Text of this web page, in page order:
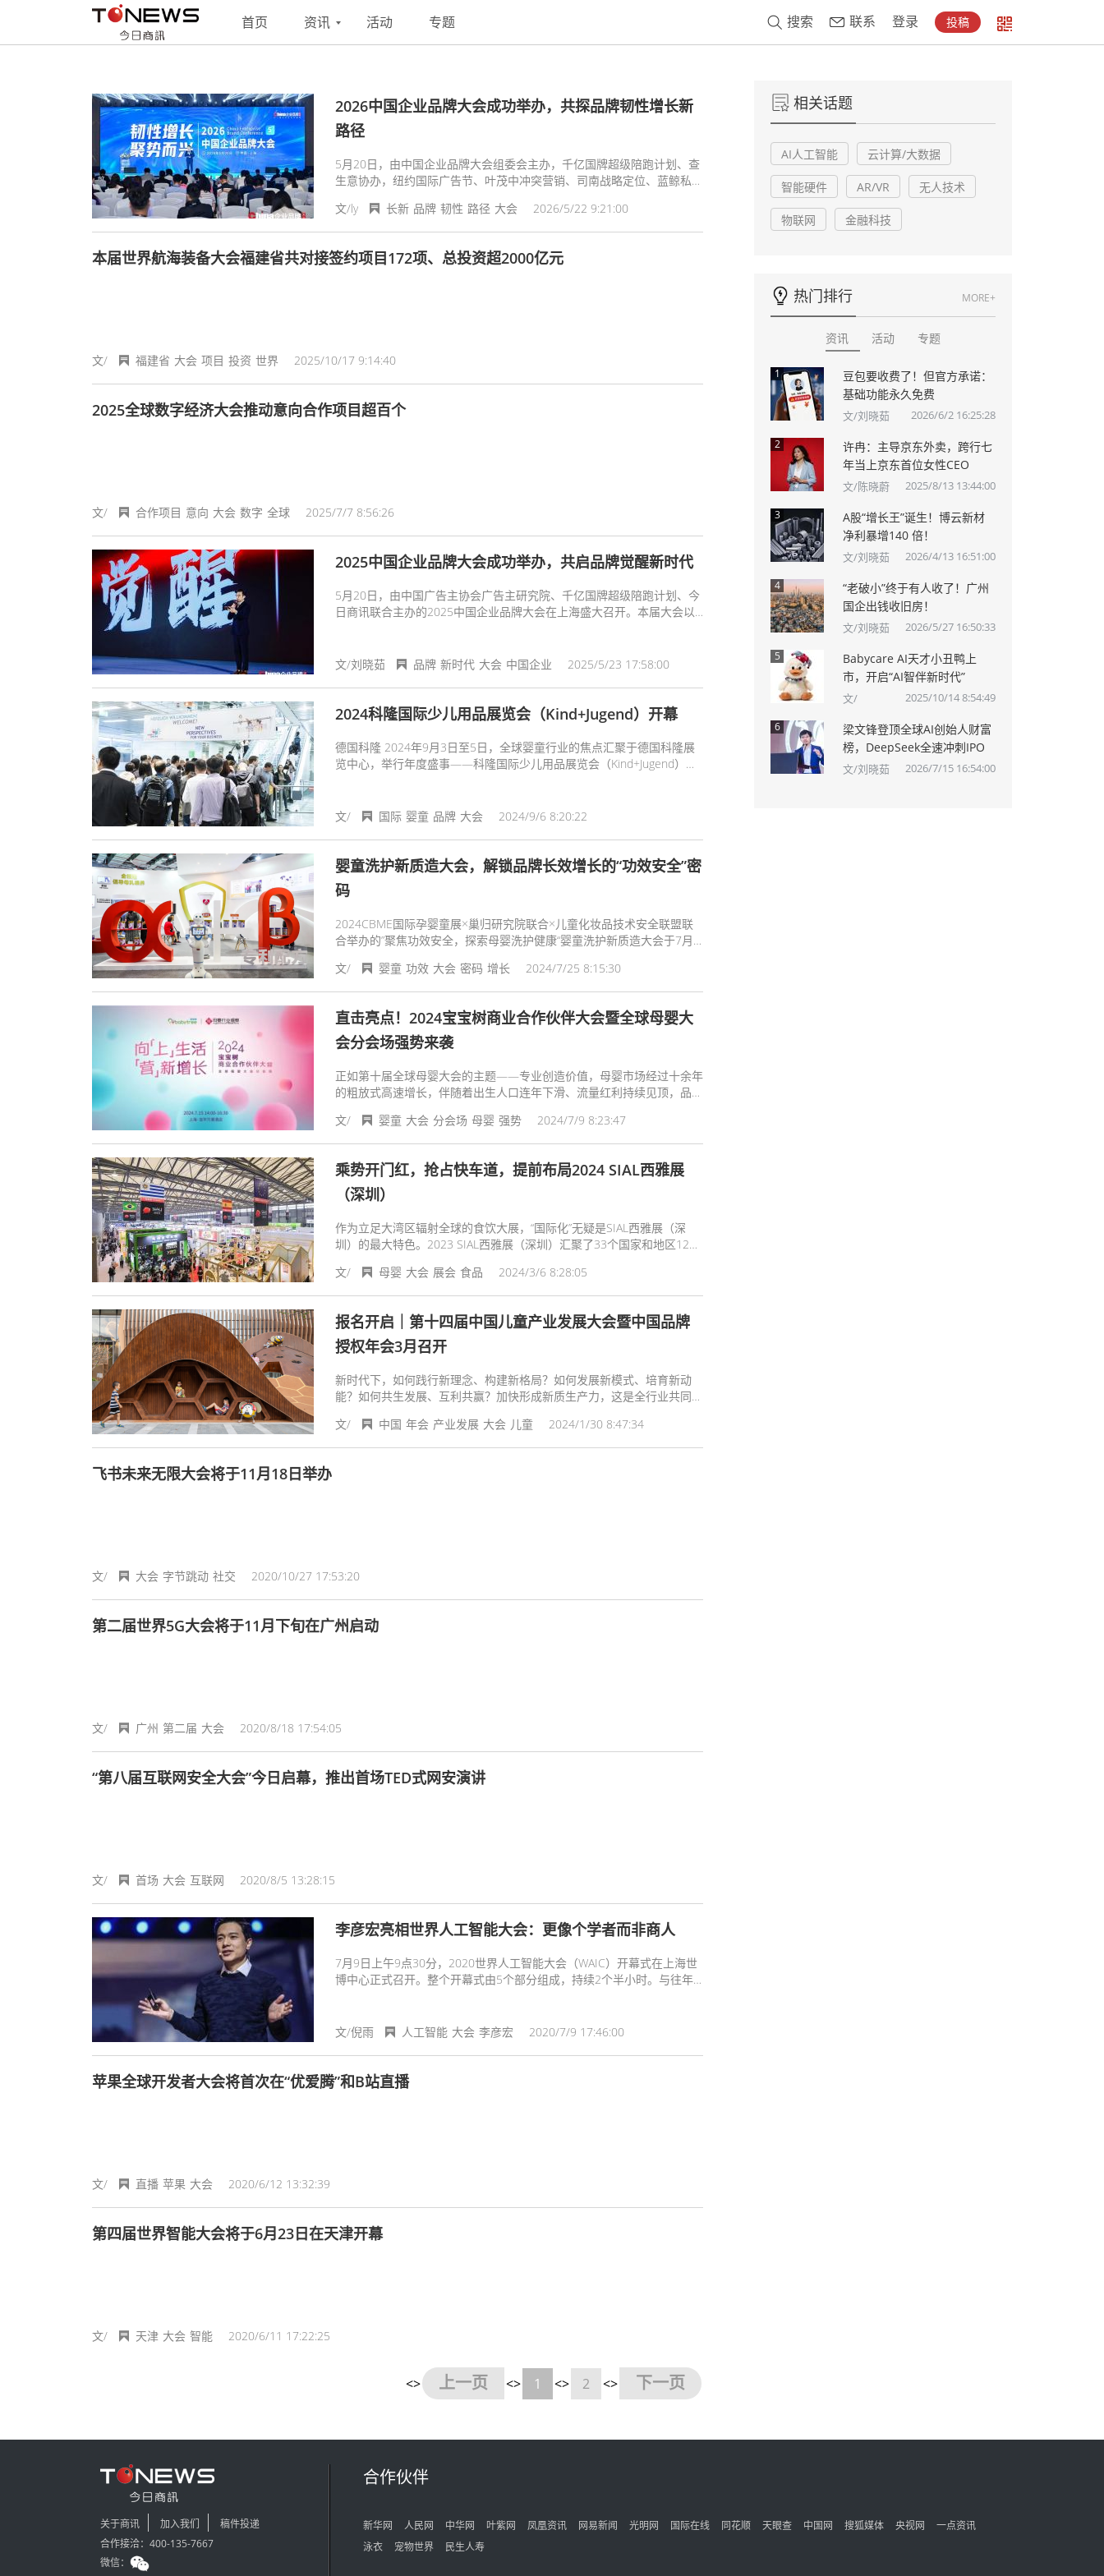
首页 资讯 活动 专题 搜索 联系 登录 投稿
联系 投稿
2026中国企业品牌大会成功举办，共探品牌韧性增长新
路径
5月20日，由中国企业品牌大会组委会主办，千亿国牌超级陪跑计划、查
生意协办，纽约国际广告节、叶茂中冲突营销、司南战略定位、蓝鲸私
召开。本届大会以“韧性增长 聚势而兴”为主题，汇聚数百位行业大咖与专
家学者，围绕品牌战略、数字营销、AI赋能、全球化增长等议题展开深度
探讨，为中国企业高质量发展注入全新动能。
文/ly 2026/5/22 9:21:00
长新 品牌 韧性 路径 大会
本届世界航海装备大会福建省共对接签约项目172项、总投资超2000亿元
文/ 2025/10/17 9:14:40
福建省 大会 项目 投资 世界
2025全球数字经济大会推动意向合作项目超百个
文/ 2025/7/7 8:56:26
合作项目 意向 大会 数字 全球
2025中国企业品牌大会成功举办，共启品牌觉醒新时代
5月20日，由中国广告主协会广告主研究院、千亿国牌超级陪跑计划、今
日商讯联合主办的2025中国企业品牌大会在上海盛大召开。本届大会以
600余位行业领袖、企业代表及专家学者共聚一堂，围绕品牌战略、创始
型与破局注入全新动能。
文/刘晓茹 2025/5/23 17:58:00
品牌 新时代 大会 中国企业
2024科隆国际少儿用品展览会（Kind+Jugend）开幕
德国科隆 2024年9月3日至5日，全球婴童行业的焦点汇聚于德国科隆展
览中心，举行年度盛事——科隆国际少儿用品展览会（Kind+Jugend）。
文/ 2024/9/6 8:20:22
国际 婴童 品牌 大会
婴童洗护新质造大会，解锁品牌长效增长的“功效安全”密
码
2024CBME国际孕婴童展×巢归研究院联合×儿童化妆品技术安全联盟联
合举办的”聚焦功效安全，探索母婴洗护健康“婴童洗护新质造大会于7月
席。其成功之处不仅在于汇聚了众多业界精英与专家学者，更是深刻地触
及了婴童洗护领域的核心议题，为所有参会者提供了一次前所未有的知识
盛宴与灵感碰撞。
文/ 2024/7/25 8:15:30
婴童 功效 大会 密码 增长
直击亮点！2024宝宝树商业合作伙伴大会暨全球母婴大
会分会场强势来袭
正如第十届全球母婴大会的主题——专业创造价值，母婴市场经过十余年
的粗放式高速增长，伴随着出生人口连年下滑、流量红利持续见顶，品
之策逐渐失效，新一轮转型升级中母婴人如何乘风破浪？
文/ 2024/7/9 8:23:47
婴童 大会 分会场 母婴 强势
乘势开门红，抢占快车道，提前布局2024 SIAL西雅展
（深圳）
作为立足大湾区辐射全球的食饮大展，“国际化”无疑是SIAL西雅展（深
圳）的最大特色。2023 SIAL西雅展（深圳）汇聚了33个国家和地区1200
和地区1500+展商67000+专业人士，依托“一带一路”所带来的双循环发展
格局，主题食饮企业开拓大湾区、东南亚市场，搭建走向世界的稳固贸易
桥梁。
文/ 2024/3/6 8:28:05
母婴 大会 展会 食品
报名开启｜第十四届中国儿童产业发展大会暨中国品牌
授权年会3月召开
新时代下，如何践行新理念、构建新格局？如何发展新模式、培育新动
能？如何共生发展、互利共赢？加快形成新质生产力，这是全行业共同关
文/ 2024/1/30 8:47:34
中国 年会 产业发展 大会 儿童
飞书未来无限大会将于11月18日举办
文/ 2020/10/27 17:53:20
大会 字节跳动 社交
第二届世界5G大会将于11月下旬在广州启动
文/ 2020/8/18 17:54:05
广州 第二届 大会
“第八届互联网安全大会”今日启幕，推出首场TED式网安演讲
文/ 2020/8/5 13:28:15
首场 大会 互联网
李彦宏亮相世界人工智能大会：更像个学者而非商人
7月9日上午9点30分，2020世界人工智能大会（WAIC）开幕式在上海世
博中心正式召开。整个开幕式由5个部分组成，持续2个半小时。与往年
文/倪雨
2020/7/9 17:46:00
人工智能 大会 李彦宏
苹果全球开发者大会将首次在“优爱腾”和B站直播
文/ 2020/6/12 13:32:39
直播 苹果 大会
第四届世界智能大会将于6月23日在天津开幕
文/ 2020/6/11 17:22:25
天津 大会 智能
<> 上一页 <> 1 <> 2 <> 下一页
相关话题
AI人工智能 云计算/大数据
智能硬件 AR/VR 无人技术
物联网 金融科技
热门排行 MORE+
资讯 活动 专题
1
豆包要收费了！但官方承诺：
基础功能永久免费
文/刘晓茹 2026/6/2 16:25:28
2
许冉：主导京东外卖，跨行七
年当上京东首位女性CEO
文/陈晓蔚 2025/8/13 13:44:00
3
A股“增长王”诞生！博云新材
净利暴增140 倍！
文/刘晓茹 2026/4/13 16:51:00
4
“老破小”终于有人收了！广州
国企出钱收旧房！
文/刘晓茹 2026/5/27 16:50:33
5
Babycare AI天才小丑鸭上
市，开启“AI智伴新时代”
文/ 2025/10/14 8:54:49
6
梁文锋登顶全球AI创始人财富
榜，DeepSeek全速冲刺IPO
文/刘晓茹 2026/7/15 16:54:00
关于商讯 加入我们
稿件投递
合作接洽：400-135-7667
微信：
合作伙伴
新华网 人民网 中华网 叶紫网 凤凰资讯 网易新闻 光明网 国际在线 同花顺 天眼查 中国网 搜狐媒体 央视网
一点资讯
泳衣
宠物世界 民生人寿